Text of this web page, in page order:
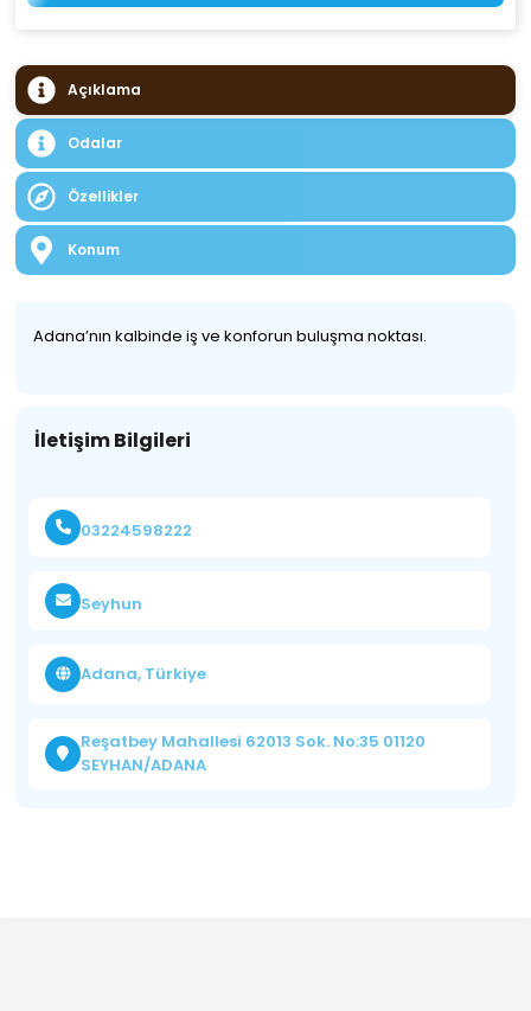
Açıklama
Odalar
Özellikler
Konum
Adana’nın kalbinde iş ve konforun buluşma noktası.
İletişim Bilgileri
03224598222
Seyhun
Adana, Türkiye
Reşatbey Mahallesi 62013 Sok. No:35 01120
SEYHAN/ADANA